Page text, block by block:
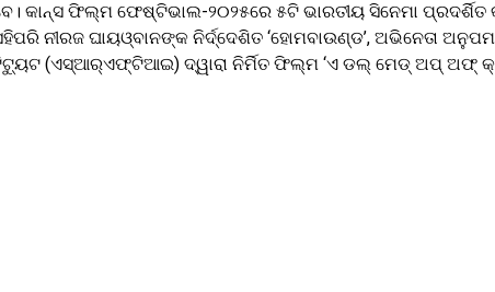
କାନ୍ସ ଫିଲ୍ମ ଫେଷ୍ଟିଭାଲ-୨୦୨୫ରେ ୫ଟି ଭାରତୀୟ ସିନେମା
ନୀରଜ ଘାୟଓ୍ବାନଙ୍କ ନିର୍ଦ୍ଦେଶିତ ‘ହୋମବାଉଣ୍ଡ’, ଅଭିନେତା
(ଏସ୍‌ଆର୍‌ଏଫ୍‌ଟିଆଇ) ଦ୍ୱାରା ନିର୍ମିତ ଫିଲ୍ମ ‘ଏ ଡଲ୍‌ ମେଡ୍‌ ଅପ୍‌ ଅଫ୍‌